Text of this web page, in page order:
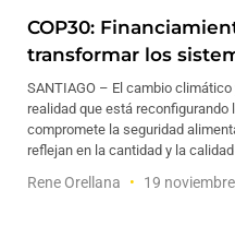
COP30:
transformar los
SANTIAGO – El cambio
realidad que está
compromete la seguridad
reflejan en la cantidad y la
Rene Orellana 19